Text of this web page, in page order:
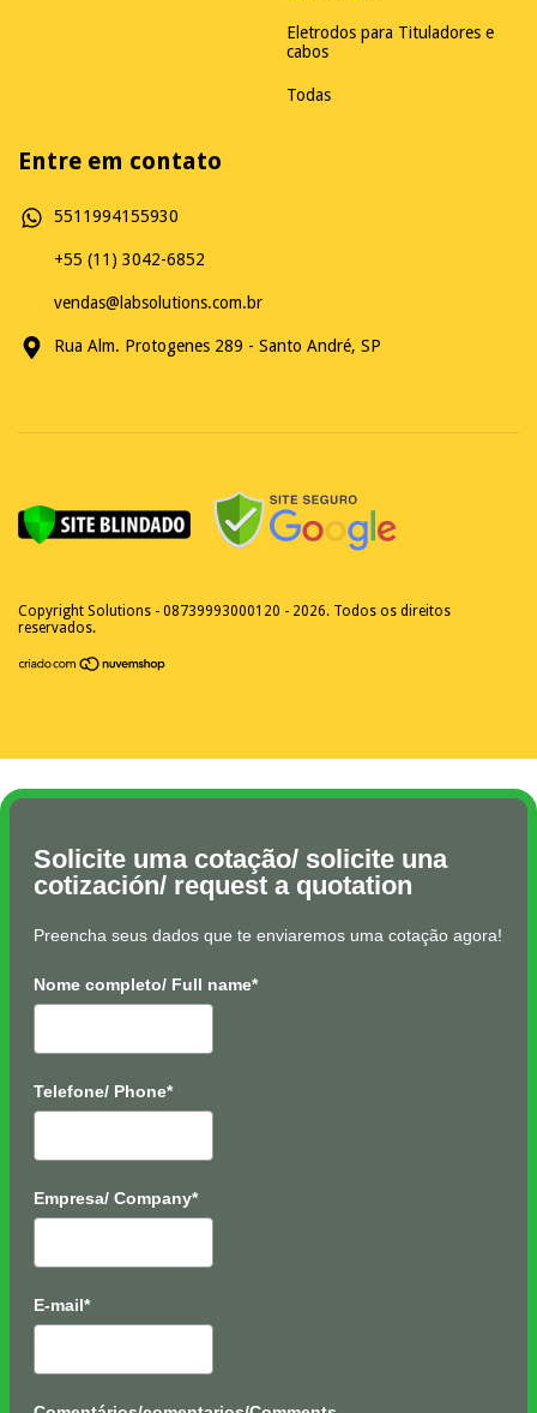
Eletrodos para Tituladores e
cabos
Todas
Entre em contato
5511994155930
+55 (11) 3042-6852
vendas@labsolutions.com.br
Rua Alm. Protogenes 289 - Santo André, SP
Copyright Solutions - 08739993000120 - 2026. Todos os direitos
reservados.
Solicite uma cotação/ solicite una
cotización/ request a quotation
Preencha seus dados que te enviaremos uma cotação agora!
Nome completo/ Full name*
Telefone/ Phone*
Empresa/ Company*
E-mail*